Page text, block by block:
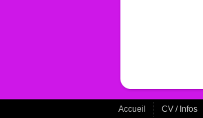
Accueil CV / Infos